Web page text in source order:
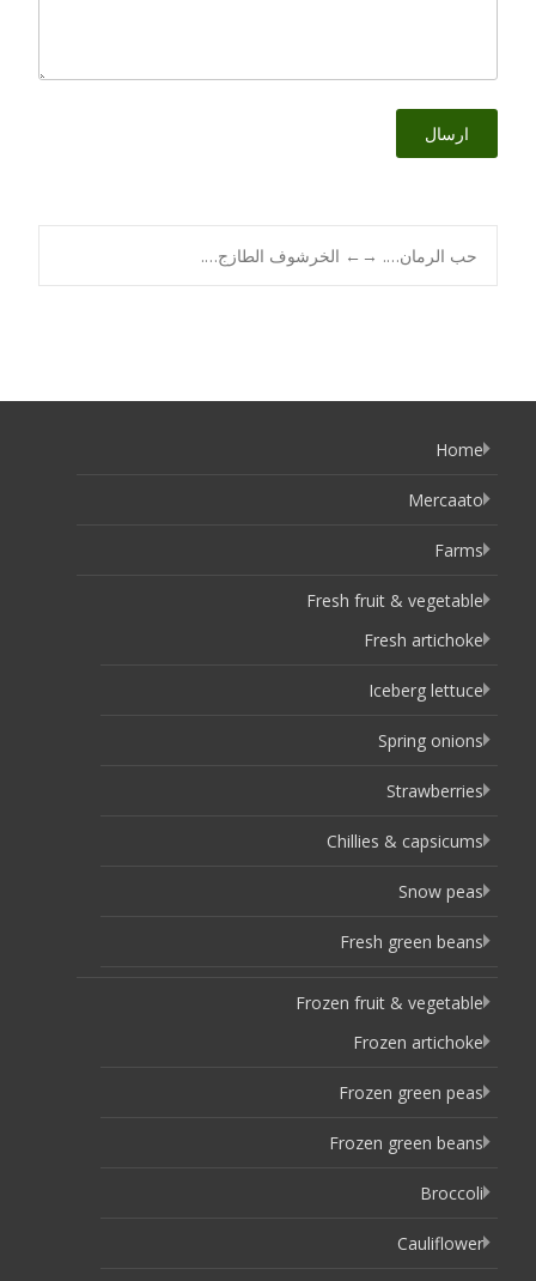
Post
← الخرشوف الطازج…. حب الرمان…. →
Home
Mercaato
Farms
Fresh fruit & vegetable
Fresh artichoke
Iceberg lettuce
Spring onions
Strawberries
Chillies & capsicums
Snow peas
Fresh green beans
Frozen fruit & vegetable
Frozen artichoke
Frozen green peas
Frozen green beans
Broccoli
Cauliflower